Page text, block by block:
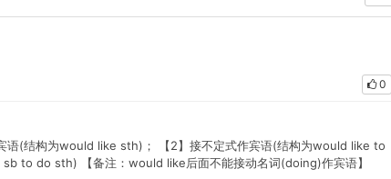
0
语(结构为would like sth)； 【2】接不定式作宾语(结构为would like to
to do sth) 【备注：would like后面不能接动名词(doing)作宾语】